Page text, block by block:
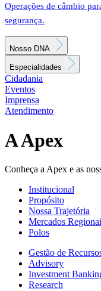
Operações de câmbio
segurança.
Nosso DNA
Especialidades
Cidadania
Eventos
Imprensa
Atendimento
A Apex
Conheça a Apex e as
Institucional
Propósito
Nossa Trajetória
Mercados
Polos
Gestão de
Advisory
Investment
Research